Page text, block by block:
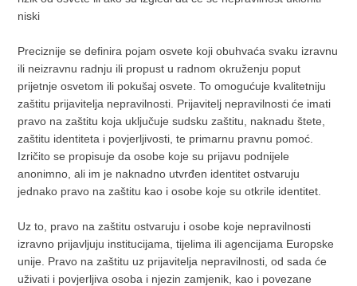
niski
Preciznije se definira pojam osvete koji obuhvaća svaku izravnu
ili neizravnu radnju ili propust u radnom okruženju poput
prijetnje osvetom ili pokušaj osvete. To omogućuje kvalitetniju
zaštitu prijavitelja nepravilnosti. Prijavitelj nepravilnosti će imati
pravo na zaštitu koja uključuje sudsku zaštitu, naknadu štete,
zaštitu identiteta i povjerljivosti, te primarnu pravnu pomoć.
Izričito se propisuje da osobe koje su prijavu podnijele
anonimno, ali im je naknadno utvrđen identitet ostvaruju
jednako pravo na zaštitu kao i osobe koje su otkrile identitet.
Uz to, pravo na zaštitu ostvaruju i osobe koje nepravilnosti
izravno prijavljuju institucijama, tijelima ili agencijama Europske
unije. Pravo na zaštitu uz prijavitelja nepravilnosti, od sada će
uživati i povjerljiva osoba i njezin zamjenik, kao i povezane